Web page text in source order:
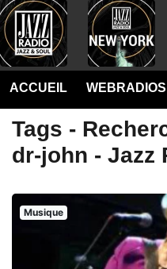
ACCUEIL WEBRADIOS
Tags -
dr-john - Jazz
Musique